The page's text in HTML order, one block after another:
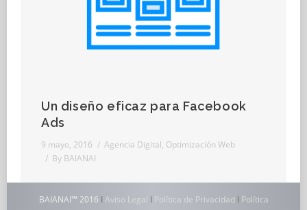
Un diseño eficaz para Facebook
Ads
9 mayo, 2016 Agencia Digital, Optimización Web
By BAIANAI
BAIANAI™ 2016 I Aviso Legal I Política de Privacidad I Política